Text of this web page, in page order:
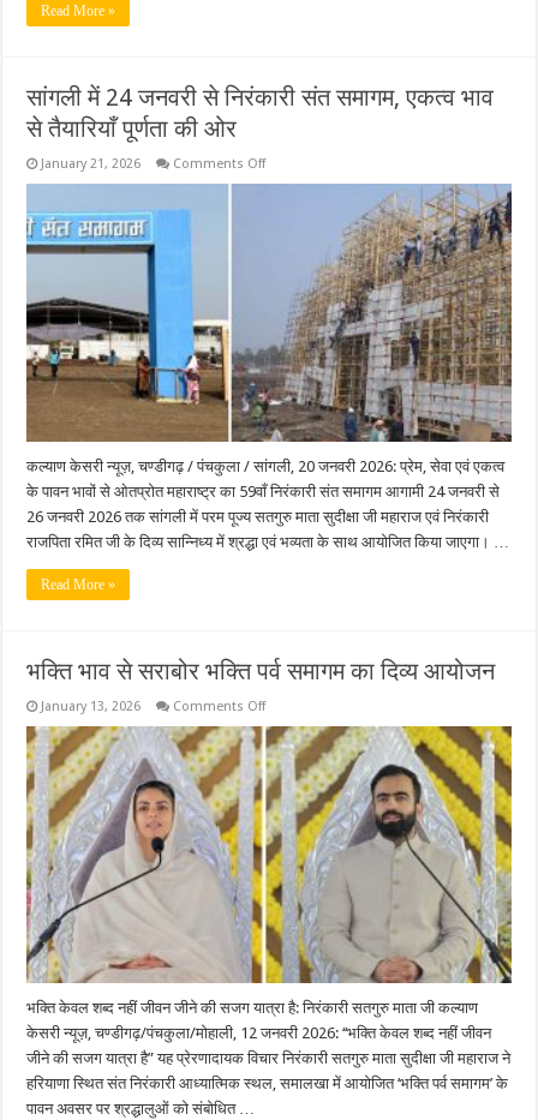
Read More »
सांगली में 24 जनवरी से निरंकारी संत समागम, एकत्व भाव
से तैयारियाँ पूर्णता की ओर
January 21, 2026 Comments Offon
एकत्व
तैयारियाँ
पूर्णता
की
ओर
कल्याण केसरी न्यूज़, चण्डीगढ़ / पंचकुला / सांगली, 20 जनवरी 2026: प्रेम, सेवा एवं एकत्व
के पावन भावों से ओतप्रोत महाराष्ट्र का 59वाँ निरंकारी संत समागम आगामी 24 जनवरी से
26 जनवरी 2026 तक सांगली में परम पूज्य सतगुरु माता सुदीक्षा जी महाराज एवं निरंकारी
राजपिता रमित जी के दिव्य सान्निध्य में श्रद्धा एवं भव्यता के साथ आयोजित किया जाएगा। …
Read More »
भक्ति भाव से सराबोर भक्ति पर्व समागम का दिव्य आयोजन
January 13, 2026 Comments Offon
भाव
से
सराबोर
भक्ति
पर्व
समागम
का
दिव्य
आयोजन
भक्ति केवल शब्द नहीं जीवन जीने की सजग यात्रा है: निरंकारी सतगुरु माता जी कल्याण
केसरी न्यूज़, चण्डीगढ़/पंचकुला/मोहाली, 12 जनवरी 2026: ‘‘भक्ति केवल शब्द नहीं जीवन
जीने की सजग यात्रा है” यह प्रेरणादायक विचार निरंकारी सतगुरु माता सुदीक्षा जी महाराज ने
हरियाणा स्थित संत निरंकारी आध्यात्मिक स्थल, समालखा में आयोजित ‘भक्ति पर्व समागम’ के
पावन अवसर पर श्रद्धालुओं को संबोधित …